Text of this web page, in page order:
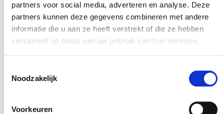
partners voor social media, adverteren en analyse. Deze
partners kunnen deze gegevens combineren met andere
informatie die u aan ze heeft verstrekt of die ze hebben
verzameld op basis van uw gebruik van hun services.
Noodzakelijk
Voorkeuren
Dit product komt voor in de volgende
categorieën:
Aluminium